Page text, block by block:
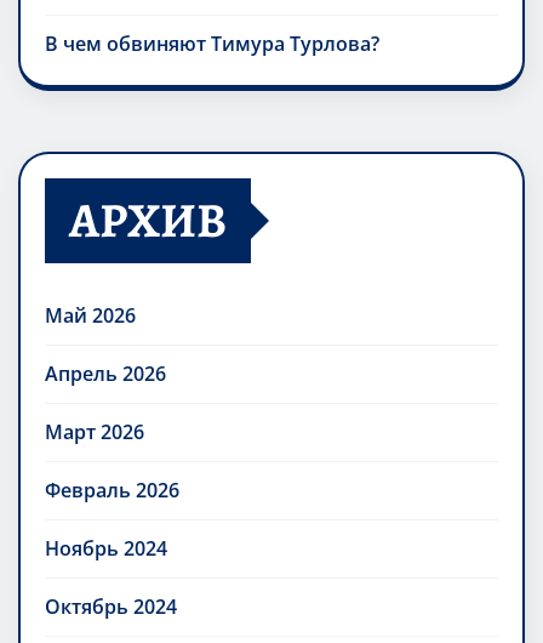
В чем обвиняют Тимура Турлова?
АРХИВ
Май 2026
Апрель 2026
Март 2026
Февраль 2026
Ноябрь 2024
Октябрь 2024